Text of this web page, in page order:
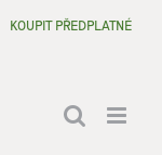
KOUPIT PŘEDPLATNÉ